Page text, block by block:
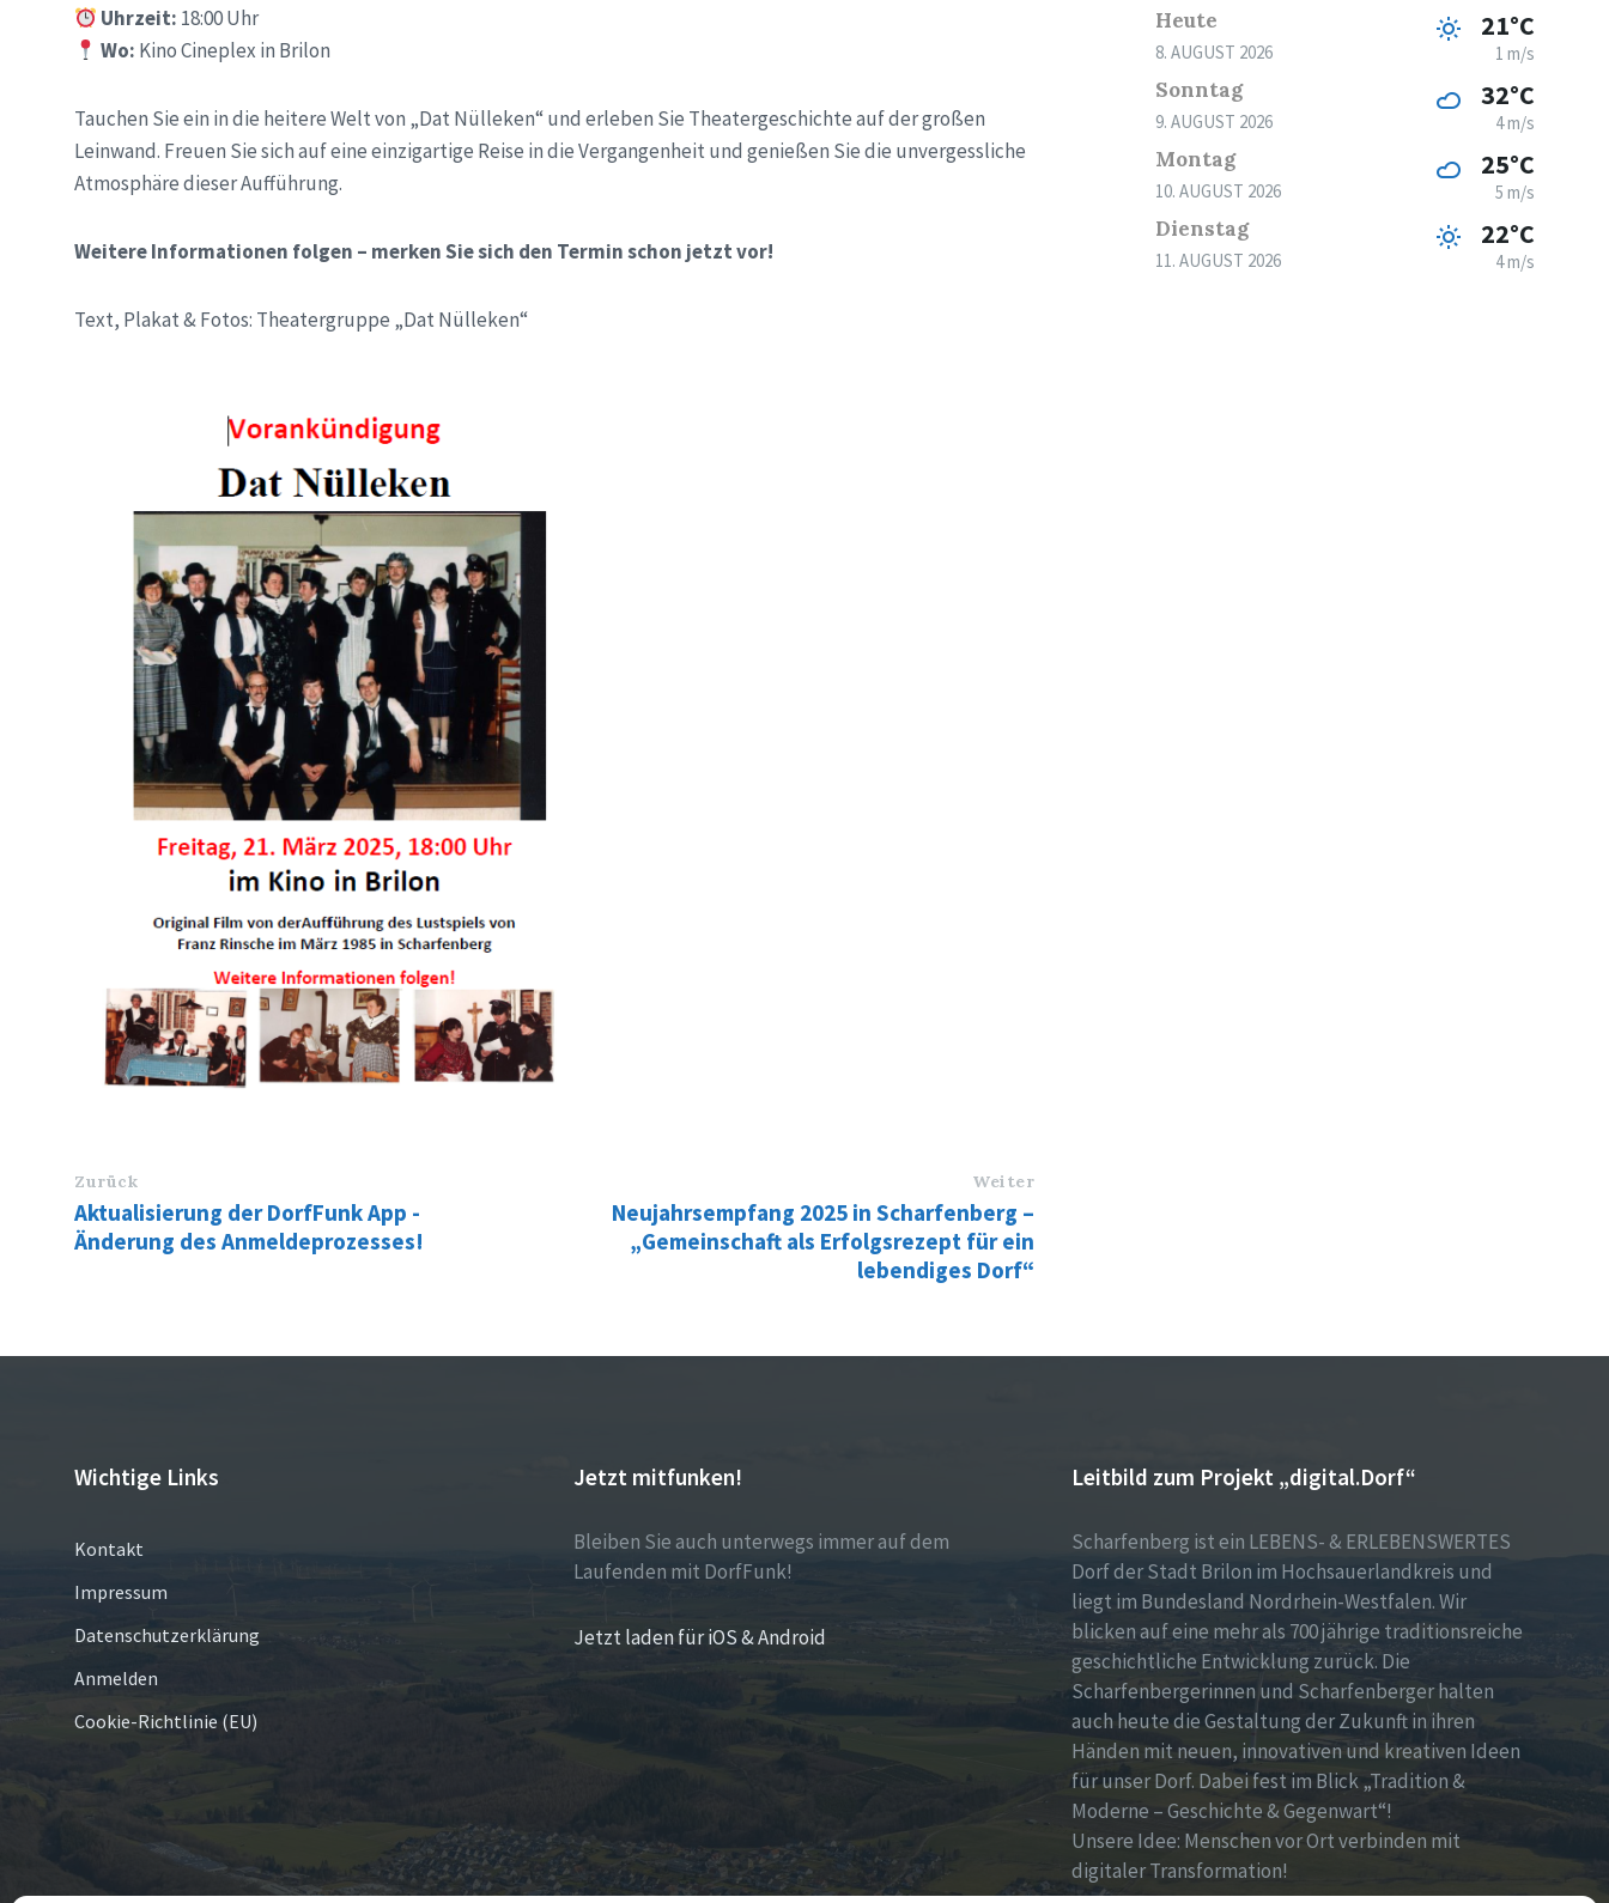
Uhrzeit: 18:00 Uhr
Wo: Kino Cineplex in Brilon
Tauchen Sie ein in die heitere Welt von „Dat Nülleken“ und erleben Sie Theatergeschichte auf der großen
Leinwand. Freuen Sie sich auf eine einzigartige Reise in die Vergangenheit und genießen Sie die unvergessliche
Atmosphäre dieser Aufführung.
Weitere Informationen folgen – merken Sie sich den Termin schon jetzt vor!
Text, Plakat & Fotos: Theatergruppe „Dat Nülleken“
Zurück
Aktualisierung der DorfFunk App -
Änderung des Anmeldeprozesses!
Weiter
Neujahrsempfang 2025 in Scharfenberg –
„Gemeinschaft als Erfolgsrezept für ein
lebendiges Dorf“
Heute
8. AUGUST 2026
21°C
1 m/s
Sonntag
9. AUGUST 2026
32°C
4 m/s
Montag
10. AUGUST 2026
25°C
5 m/s
Dienstag
11. AUGUST 2026
22°C
4 m/s
Wichtige Links
Kontakt
Impressum
Datenschutzerklärung
Anmelden
Cookie-Richtlinie (EU)
Jetzt mitfunken!
Bleiben Sie auch unterwegs immer auf dem
Laufenden mit DorfFunk!
Jetzt laden für iOS & Android
Leitbild zum Projekt „digital.Dorf“
Scharfenberg ist ein LEBENS- & ERLEBENSWERTES
Dorf der Stadt Brilon im Hochsauerlandkreis und
liegt im Bundesland Nordrhein-Westfalen. Wir
blicken auf eine mehr als 700 jährige traditionsreiche
geschichtliche Entwicklung zurück. Die
Scharfenbergerinnen und Scharfenberger halten
auch heute die Gestaltung der Zukunft in ihren
Händen mit neuen, innovativen und kreativen Ideen
für unser Dorf. Dabei fest im Blick „Tradition &
Moderne – Geschichte & Gegenwart“!
Unsere Idee: Menschen vor Ort verbinden mit
digitaler Transformation!